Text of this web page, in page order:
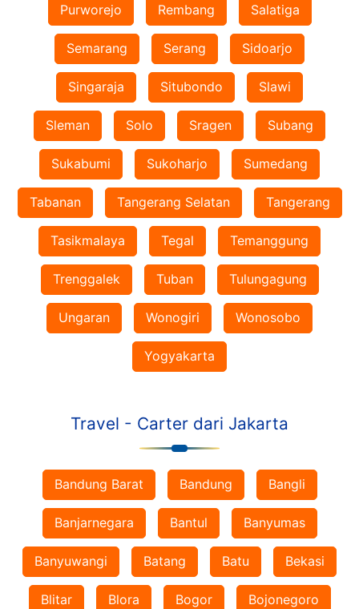
Purworejo Rembang Salatiga
Semarang Serang Sidoarjo
Singaraja Situbondo Slawi
Sleman Solo Sragen Subang
Sukabumi Sukoharjo Sumedang
Tabanan Tangerang Selatan Tangerang
Tasikmalaya Tegal Temanggung
Trenggalek Tuban Tulungagung
Ungaran Wonogiri Wonosobo
Yogyakarta
Travel - Carter dari Jakarta
Bandung Barat Bandung Bangli
Banjarnegara Bantul Banyumas
Banyuwangi Batang Batu Bekasi
Blitar Blora Bogor Bojonegoro